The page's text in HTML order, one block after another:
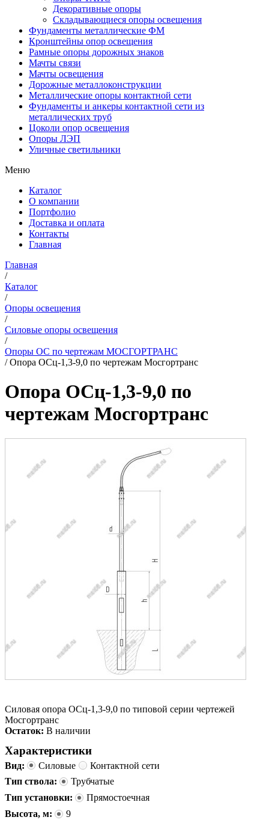
Декоративные опоры
Складывающиеся опоры освещения
Фундаменты металлические ФМ
Кронштейны опор освещения
Рамные опоры дорожных знаков
Мачты связи
Мачты освещения
Дорожные металлоконструкции
Металлические опоры контактной сети
Фундаменты и анкеры контактной сети из
металлических труб
Цоколи опор освещения
Опоры ЛЭП
Уличные светильники
Меню
Каталог
О компании
Портфолио
Доставка и оплата
Контакты
Главная
Главная
/
Каталог
/
Опоры освещения
/
Силовые опоры освещения
/
Опоры ОС по чертежам МОСГОРТРАНС
/Опора ОСц-1,3-9,0 по чертежам Мосгортранс
Опора ОСц-1,3-9,0 по
чертежам Мосгортранс
Силовая опора ОСц-1,3-9,0 по типовой серии чертежей
Мосгортранс
Остаток: В наличии
Характеристики
Вид: Силовые
Контактной сети
Тип ствола:
Трубчатые
Тип установки:
Прямостоечная
Высота, м:
9